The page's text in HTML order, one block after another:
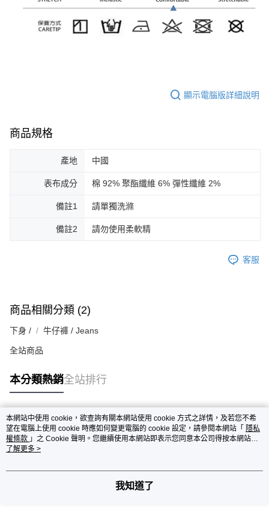
顯示電腦版詳細說明
商品規格
產地 中國
表布成分 棉 92% 聚酯纖維 6% 彈性纖維 2%
備註1 請單獨洗滌
備註2 請勿使用柔軟精
客服
商品相關分類 (2)
下身 / 牛仔褲 / Jeans
全站商品
本分類熱銷全站排行
熱門標籤
本網站中使用 cookie，欲查詢有關本網站使用 cookie 方式之詳情，及若您不希
望在電腦上使用 cookie 時應如何變更電腦的 cookie 設定，請參閱本網站「 隱私
權條款 」之 Cookie 聲明。您繼續使用本網站即表示您同意本公司得按本網站使
用條款之 Cookie 聲明使用 cookie。
了解更多 >
我知道了